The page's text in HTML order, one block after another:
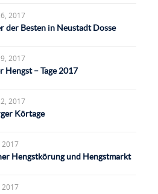
2017
der Besten in Neustadt Dosse
2017
Hengst – Tage 2017
2017
Körtage
2017
Hengstkörung und Hengstmarkt
2017